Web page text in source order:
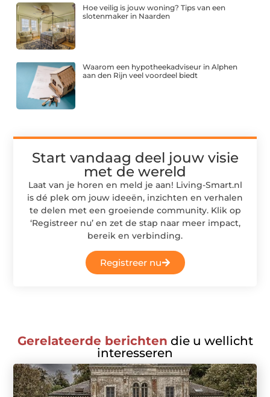
Hoe veilig is jouw woning? Tips van een
slotenmaker in Naarden
Waarom een hypotheekadviseur in Alphen
aan den Rijn veel voordeel biedt
Start vandaag deel jouw visie
met de wereld
Laat van je horen en meld je aan! Living-Smart.nl
is dé plek om jouw ideeën, inzichten en verhalen
te delen met een groeiende community. Klik op
‘Registreer nu’ en zet de stap naar meer impact,
bereik en verbinding.
Registreer nu
Gerelateerde berichten die u wellicht
interesseren